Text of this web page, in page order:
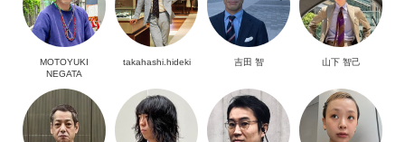
MOTOYUKI
NEGATA
takahashi.hideki 吉田 智 山下 智己